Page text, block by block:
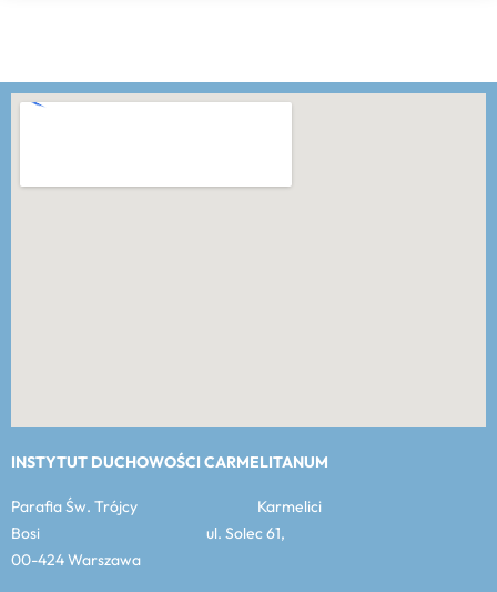
INSTYTUT DUCHOWOŚCI CARMELITANUM
Parafia Św. Trójcy Karmelici
Bosi ul. Solec 61,
00-424 Warszawa